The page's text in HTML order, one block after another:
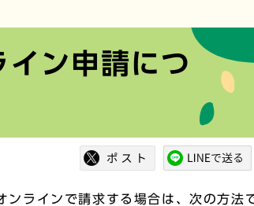
ン申請につ
ラインで請求する場合は、次の方法